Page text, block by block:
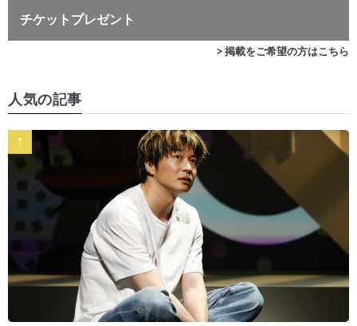
チケットプレゼント
> 掲載をご希望の方はこちら
人気の記事